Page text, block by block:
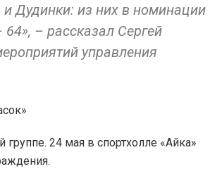
и Дудинки: из них в номинации
– рассказал Сергей
управления
24 мая в спортхолле «Айка»